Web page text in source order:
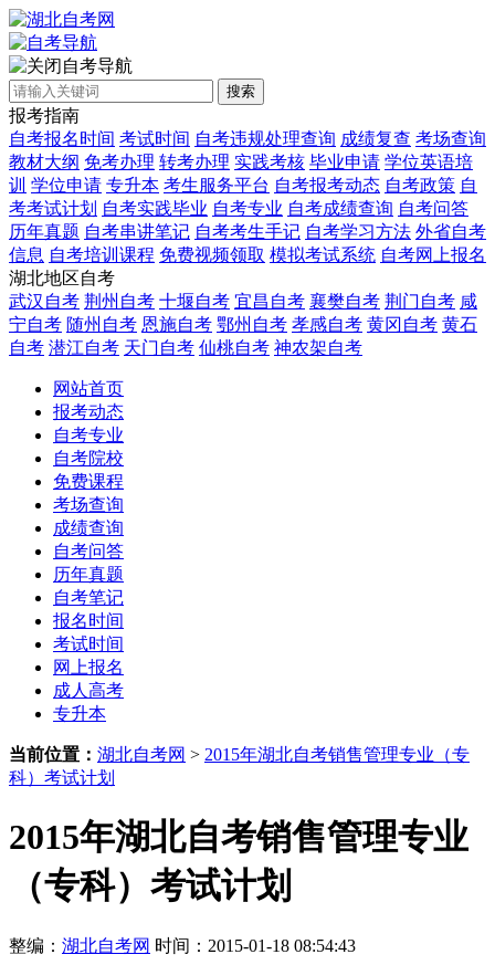
自考导航
搜索
报考指南
自考报名时间 考试时间 自考违规处理查询 成绩复查 考场查询
教材大纲 免考办理 转考办理 实践考核 毕业申请 学位英语培
训 学位申请 专升本 考生服务平台 自考报考动态 自考政策 自
考考试计划 自考实践毕业 自考专业 自考成绩查询 自考问答
历年真题 自考串讲笔记 自考考生手记 自考学习方法 外省自考
信息 自考培训课程 免费视频领取 模拟考试系统 自考网上报名
湖北地区自考
武汉自考 荆州自考 十堰自考 宜昌自考 襄樊自考 荆门自考 咸
宁自考 随州自考 恩施自考 鄂州自考 孝感自考 黄冈自考 黄石
自考 潜江自考 天门自考 仙桃自考 神农架自考
网站首页
报考动态
自考专业
自考院校
免费课程
考场查询
成绩查询
自考问答
历年真题
自考笔记
报名时间
考试时间
网上报名
成人高考
专升本
当前位置： 湖北自考网 > 2015年湖北自考销售管理专业（专
科）考试计划
2015年湖北自考销售管理专业
（专科）考试计划
整编： 湖北自考网 时间：2015-01-18 08:54:43